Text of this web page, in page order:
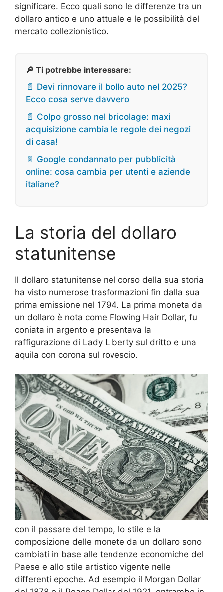
significare. Ecco quali sono le differenze tra un
dollaro antico e uno attuale e le possibilità del
mercato collezionistico.
🔎 Ti potrebbe interessare:
📄 Devi rinnovare il bollo auto nel 2025?
Ecco cosa serve davvero
📄 Colpo grosso nel bricolage: maxi
acquisizione cambia le regole dei negozi
di casa!
📄 Google condannato per pubblicità
online: cosa cambia per utenti e aziende
italiane?
La storia del dollaro
statunitense
Il dollaro statunitense nel corso della sua storia
ha visto numerose trasformazioni fin dalla sua
prima emissione nel 1794. La prima moneta da
un dollaro è nota come Flowing Hair Dollar, fu
coniata in argento e presentava la
raffigurazione di Lady Liberty sul dritto e una
aquila con corona sul rovescio.
con il passare del tempo, lo stile e la
composizione delle monete da un dollaro sono
cambiati in base alle tendenze economiche del
Paese e allo stile artistico vigente nelle
differenti epoche. Ad esempio il Morgan Dollar